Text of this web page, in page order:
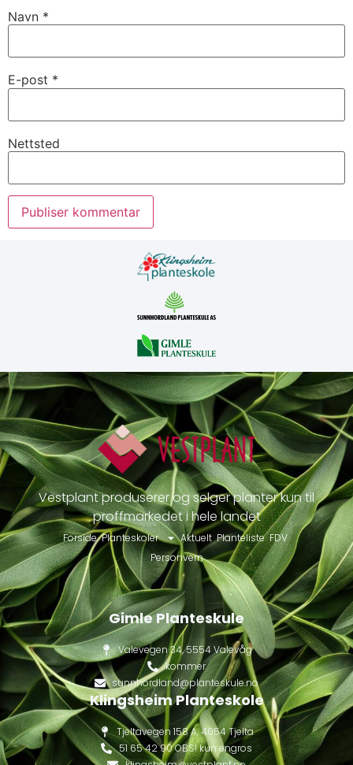
Navn *
E-post *
Nettsted
Vestplant produserer og selger planter kun til
proffmarkedet i hele landet
Forside Planteskoler Aktuelt Planteliste FDV
Personvern
Gimle Planteskule
Valevegen 34, 5554 Valevåg
kommer
sunnhordland@planteskule.no
Klingsheim Planteskole
Tjeltavegen 158 A, 4054 Tjelta
51 65 42 90 OBS! kun engros